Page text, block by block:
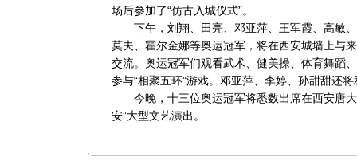
场后参加了“仿古入城仪式”。
下午，刘翔、田亮、邓亚萍、王军霞、高敏、
莫夫、霍尔金娜等奥运冠军，将在西安城墙上与
交流。奥运冠军们观看武术、健美操、体育舞蹈
参与“相聚五环”游戏。邓亚萍、李婷、孙甜甜还
今晚，十三位奥运冠军将悉数出席在西安唐大
安”大型文艺演出。